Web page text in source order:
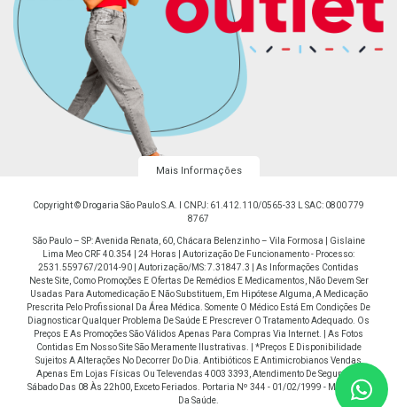
Mais Informações
Copyright © Drogaria São Paulo S.A. I CNPJ: 61.412.110/0565-33 L SAC: 0800 779
8767
São Paulo – SP: Avenida Renata, 60, Chácara Belenzinho – Vila Formosa | Gislaine
Lima Meo CRF 40.354 | 24 Horas | Autorização De Funcionamento - Processo:
2531.559767/2014-90 | Autorização/MS: 7.31847.3 | As Informações Contidas
Neste Site, Como Promoções E Ofertas De Remédios E Medicamentos, Não Devem Ser
Usadas Para Automedicação E Não Substituem, Em Hipótese Alguma, A Medicação
Prescrita Pelo Profissional Da Área Médica. Somente O Médico Está Em Condições De
Diagnosticar Qualquer Problema De Saúde E Prescrever O Tratamento Adequado. Os
Preços E As Promoções São Válidos Apenas Para Compras Via Internet. | As Fotos
Contidas Em Nosso Site São Meramente Ilustrativas. | *Preços E Disponibilidade
Sujeitos A Alterações No Decorrer Do Dia. Antibióticos E Antimicrobianos Vendas
Apenas Em Lojas Físicas Ou Televendas 4003 3393, Atendimento De Segunda À
Sábado Das 08 Às 22h00, Exceto Feriados. Portaria Nº 344 - 01/02/1999 - Ministério
Da Saúde.